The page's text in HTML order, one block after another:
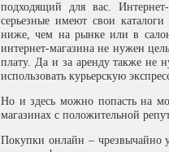
подходящий для вас.
серьезные имеют свои
ниже, чем на рынке или в
интернет-магазина не нужен
плату. Да и за аренду также не
использовать курьерскую
Но и здесь можно попасть на
магазинах с положительной
Покупки онлайн – чрезвычайно